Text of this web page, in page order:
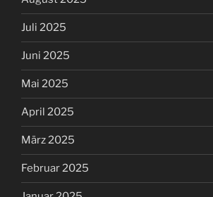
Juli 2025
Juni 2025
Mai 2025
April 2025
März 2025
Februar 2025